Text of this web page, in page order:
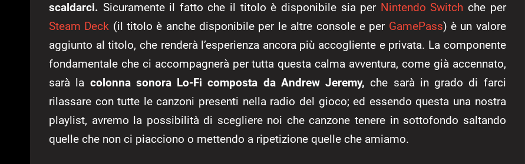
scaldarci. Sicuramente il fatto che il titolo è disponibile sia per Nintendo Switch che per
Steam Deck (il titolo è anche disponibile per le altre console e per GamePass) è un valore
aggiunto al titolo, che renderà l’esperienza ancora più accogliente e privata. La componente
fondamentale che ci accompagnerà per tutta questa calma avventura, come già accennato,
sarà la colonna sonora Lo-Fi composta da Andrew Jeremy, che sarà in grado di farci
rilassare con tutte le canzoni presenti nella radio del gioco; ed essendo questa una nostra
playlist, avremo la possibilità di scegliere noi che canzone tenere in sottofondo saltando
quelle che non ci piacciono o mettendo a ripetizione quelle che amiamo.